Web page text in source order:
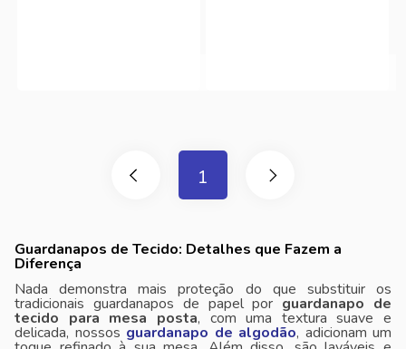
1
Guardanapos de Tecido: Detalhes que Fazem a
Diferença
Nada demonstra mais proteção do que substituir os
tradicionais guardanapos de papel por guardanapo de
tecido para mesa posta, com uma textura suave e
delicada, nossos guardanapo de algodão, adicionam um